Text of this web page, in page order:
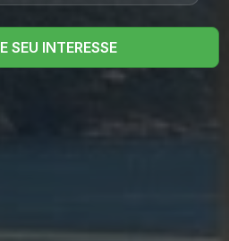
SEU INTERESSE